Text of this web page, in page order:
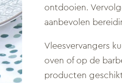
ontdooien.
aanbevolen
Vleesvervangers
oven of op de
producten